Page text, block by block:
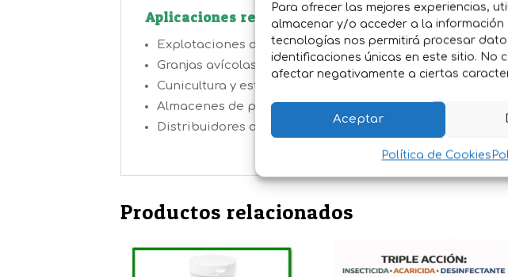
Para ofrecer las mejores experiencias,
almacenar y/o acceder a la
tecnologías nos permitirá procesar
identificaciones únicas en este sitio. No
afectar negativamente a ciertas
Aceptar
Política de Cookies
Aplicaciones recomendadas
Explotaciones de vacuno, ovino y caprino.
Granjas avícolas y porcinas.
Cunicultura y establos equinos.
Almacenes de pienso y naves ganaderas donde se
Distribuidores agropecuarios que busquen ofrecer un
Productos relacionados